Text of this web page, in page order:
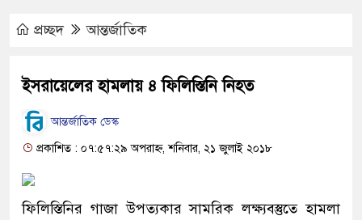
প্রচ্ছদ আন্তর্জাতিক
ইসরায়েলের হামলায় ৪ ফিলিস্তিনি নিহত
আন্তর্জাতিক ডেস্ক
প্রকাশিত : ০৭:৫৭:২৯ অপরাহ্ন, শনিবার, ২১ জুলাই ২০১৮
ফিলিস্তিনির গাজা উপত্যকার সামরিক লক্ষ্যবস্তুতে হামলা